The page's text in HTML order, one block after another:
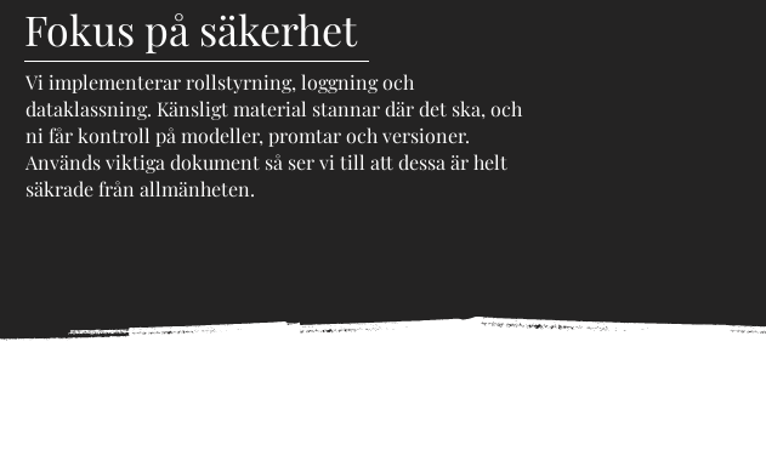
Fokus på säkerhet
Vi implementerar rollstyrning, loggning och
dataklassning. Känsligt material stannar där det ska, och
ni får kontroll på modeller, promtar och versioner.
Används viktiga dokument så ser vi till att dessa är helt
säkrade från allmänheten.